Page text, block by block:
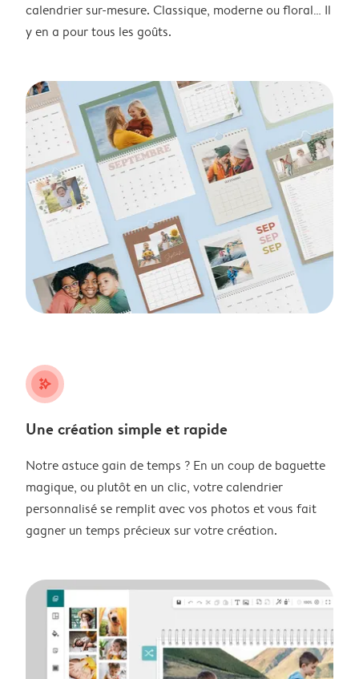
calendrier sur-mesure. Classique, moderne ou floral… Il
y en a pour tous les goûts.
stars_plus
Une création simple et rapide
Notre astuce gain de temps ? En un coup de baguette
magique, ou plutôt en un clic, votre calendrier
personnalisé se remplit avec vos photos et vous fait
gagner un temps précieux sur votre création.